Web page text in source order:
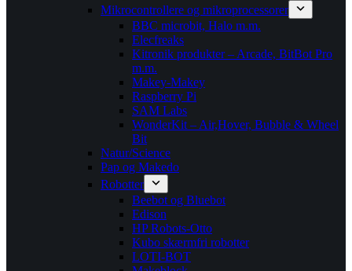
Mikrocontrollere og mikroprocessorer
BBC microbit, Halo m.m.
Elecfreaks
Kitronik produkter – Arcade, BitBot Pro
m.m.
Makey-Makey
Raspberry Pi
SAM Labs
WonderKit – Air,Hover, Bubble & Wheel
Bit
Natur/Science
Pap og Makedo
Robotter
Beebot og Bluebot
Edison
HP Robots-Otto
Kubo skærmfri robotter
LOTI-BOT